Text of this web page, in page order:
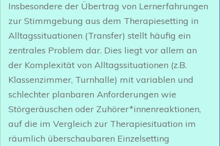
Insbesondere der Übertrag von Lernerfahrungen
zur Stimmgebung aus dem Therapiesetting in
Alltagssituationen (Transfer) stellt häufig ein
zentrales Problem dar. Dies liegt vor allem an
der Komplexität von Alltagssituationen (z.B.
Klassenzimmer, Turnhalle) mit variablen und
schlechter planbaren Anforderungen wie
Störgeräuschen oder Zuhörer*innenreaktionen,
auf die im Vergleich zur Therapiesituation im
räumlich überschaubaren Einzelsetting